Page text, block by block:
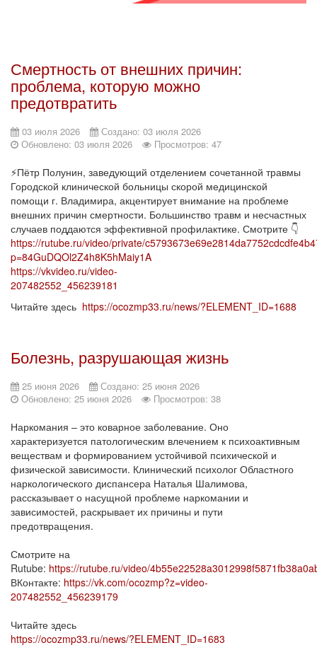
Смертность от внешних причин:
проблема, которую можно
предотвратить
03 июля 2026
Создано: 03 июля 2026
Обновлено: 03 июля 2026
Просмотров: 47
⚡️Пётр Полунин, заведующий отделением сочетанной травмы
Городской клинической больницы скорой медицинской
помощи г. Владимира, акцентирует внимание на проблеме
внешних причин смертности. Большинство травм и несчастных
случаев поддаются эффективной профилактике. Смотрите 👇
https://rutube.ru/video/private/
p=84GuDQOl2Z4h8K5hMaiy1A
https://vkvideo.ru/video-
207482552_456239181
Читайте здесь https://ocozmp33.ru/news/?ELEMENT_ID=1688
Болезнь, разрушающая жизнь
25 июня 2026
Создано: 25 июня 2026
Обновлено: 25 июня 2026
Просмотров: 38
Наркомания – это коварное заболевание. Оно
характеризуется патологическим влечением к психоактивным
веществам и формированием устойчивой психической и
физической зависимости. Клинический психолог Областного
наркологического диспансера Наталья Шалимова,
рассказывает о насущной проблеме наркомании и
зависимостей, раскрывает их причины и пути
предотвращения.
Смотрите на
Rutube: https://rutube.ru/video/
ВКонтакте: https://vk.com/ocozmp?z=video-
207482552_456239179
Читайте здесь
https://ocozmp33.ru/news/?ELEMENT_ID=1683